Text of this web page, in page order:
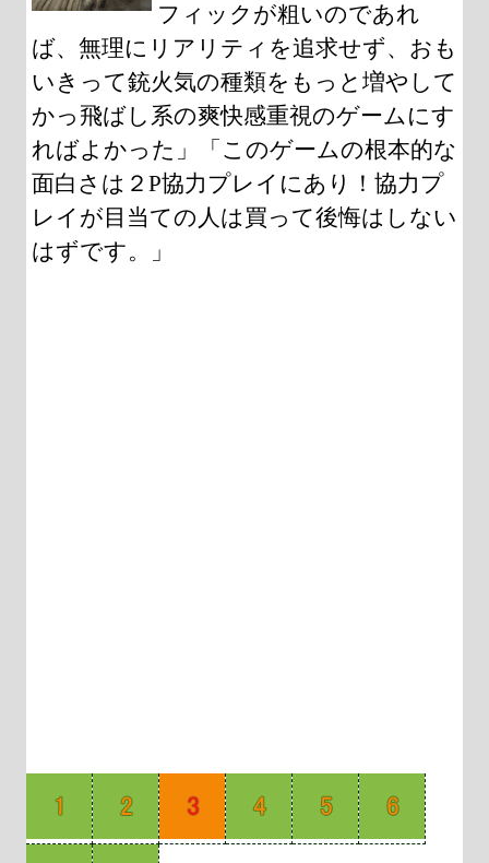
フィックが粗いのであれ
ば、無理にリアリティを追求せず、おも
いきって銃火気の種類をもっと増やして
かっ飛ばし系の爽快感重視のゲームにす
ればよかった」「このゲームの根本的な
面白さは２P協力プレイにあり！協力プ
レイが目当ての人は買って後悔はしない
はずです。」